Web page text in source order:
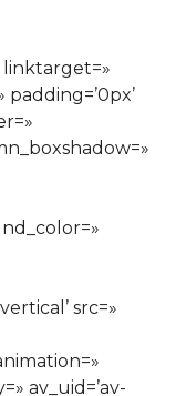
linktarget=»
src=»
av_uid=’av-